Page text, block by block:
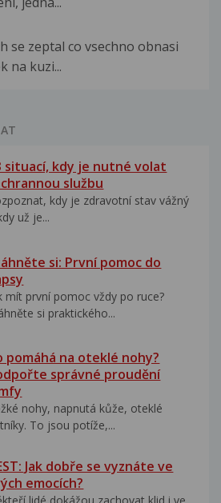
se zeptal co vsechno obnasi
na kuzi...
situací, kdy je nutné volat
službu
kdy je zdravotní stav vážný
už je...
si: První pomoc do
mít první pomoc vždy po ruce?
si praktického...
pomáhá na oteklé nohy?
správné proudění
nohy, napnutá kůže, oteklé
To jsou potíže,...
Jak dobře se vyznáte ve
emocích?
lidé dokážou zachovat klid i ve